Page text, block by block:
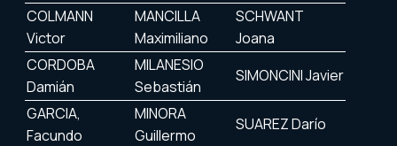
COLMANN
Victor
MANCILLA
Maximiliano
SCHWANT
Joana
CORDOBA
Damián
MILANESIO
Sebastián
SIMONCINI Javier
GARCIA,
Facundo
MINORA
Guillermo
SUAREZ Darío